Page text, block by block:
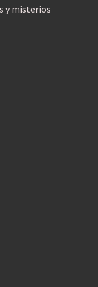
y misterios